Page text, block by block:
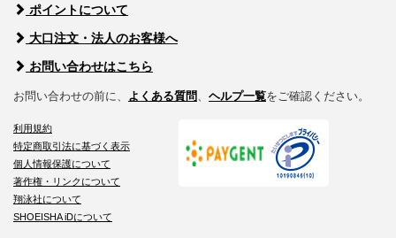
ポイントについて
大口注文・法人のお客様へ
お問い合わせはこちら
お問い合わせの前に、 よくある質問 ヘルプ一覧をご確認ください。
利用規約
特定商取引法に基づく表示
個人情報保護について
著作権・リンクについて
翔泳社について
SHOEISHA iDについて